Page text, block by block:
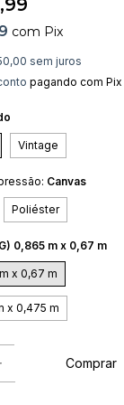
com Pix
sem juros
pagando com Pix
Vintage
Canvas
Poliéster
0,865 m x 0,67 m
x 0,67 m
x 0,475 m